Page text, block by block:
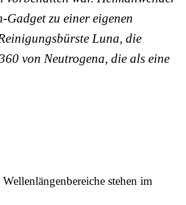
zu einer eigenen
Luna, die
von Neutrogena, die als eine
stehen im